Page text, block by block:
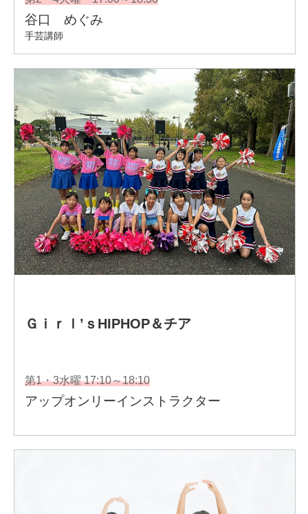
た。この経験でこども達と触れ合う事の楽しさを知り、大
好きな日本で英語を教える事を選びました。みんなと楽し
く英語を学べる事にわくわくしています。